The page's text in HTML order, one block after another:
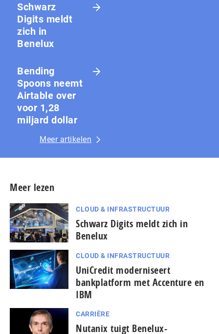
Schwarz
Digits meldt
zich in
Benelux
Bending
Spoons neemt
Airtable over
voor 1,28
miljard dollar
Meer artikelen
Meer lezen
CLOUD & INFRASTRUCTUUR
Schwarz Digits meldt zich in
Benelux
CLOUD & INFRASTRUCTUUR
UniCredit moderniseert
bankplatform met Accenture en
IBM
CARRIÈRE
Nutanix tuigt Benelux-